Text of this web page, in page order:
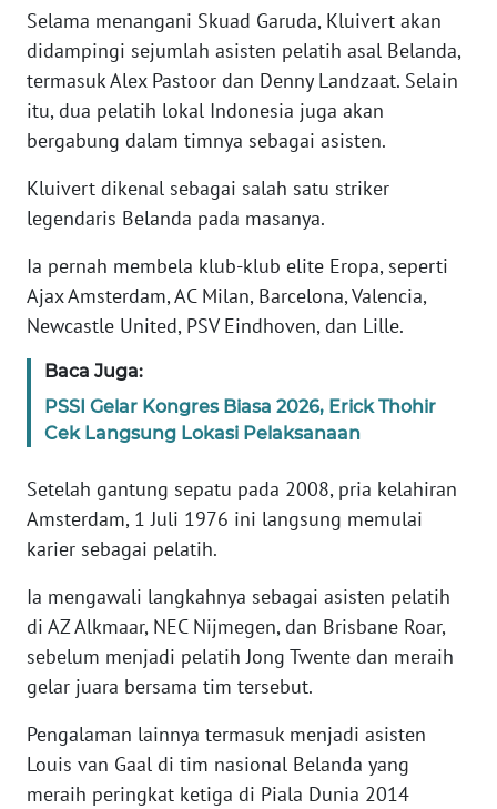
Selama menangani Skuad Garuda, Kluivert akan
didampingi sejumlah asisten pelatih asal Belanda,
termasuk Alex Pastoor dan Denny Landzaat. Selain
itu, dua pelatih lokal Indonesia juga akan
bergabung dalam timnya sebagai asisten.
Kluivert dikenal sebagai salah satu striker
legendaris Belanda pada masanya.
Ia pernah membela klub-klub elite Eropa, seperti
Ajax Amsterdam, AC Milan, Barcelona, Valencia,
Newcastle United, PSV Eindhoven, dan Lille.
Baca Juga:
PSSI Gelar Kongres Biasa 2026, Erick Thohir
Cek Langsung Lokasi Pelaksanaan
Setelah gantung sepatu pada 2008, pria kelahiran
Amsterdam, 1 Juli 1976 ini langsung memulai
karier sebagai pelatih.
Ia mengawali langkahnya sebagai asisten pelatih
di AZ Alkmaar, NEC Nijmegen, dan Brisbane Roar,
sebelum menjadi pelatih Jong Twente dan meraih
gelar juara bersama tim tersebut.
Pengalaman lainnya termasuk menjadi asisten
Louis van Gaal di tim nasional Belanda yang
meraih peringkat ketiga di Piala Dunia 2014
TENTANG
KAMI
PEDOMAN
MEDIA
SIBER
REDAKSI
KARIR
DISCLAIMER
Wahana
Regional
WN
WN
JABAR
WN
BANTEN